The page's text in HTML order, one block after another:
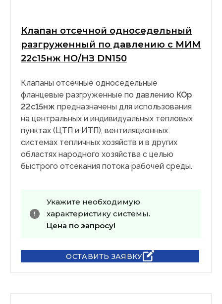
Клапан отсечной односедельный
разгруженный по давлению с МИМ
22с15нж НО/НЗ DN150
Клапаны отсечные односедельные
фланцевые разгруженные по давлению КОр
22с15нж предназначены для использования
на центральных и индивидуальных тепловых
пунктах (ЦТП и ИТП), вентиляционных
системах тепличных хозяйств и в других
областях народного хозяйства с целью
быстрого отсекания потока рабочей среды.
Укажите необходимую
характеристику системы.
Цена по запросу!
ОСТАВИТЬ ЗАЯВКУ